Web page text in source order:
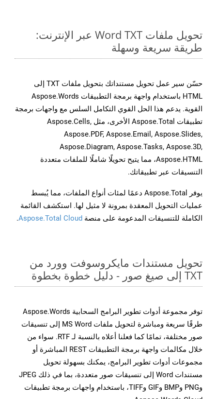
تحويل ملفات Word TXT عبر الإنترنت:
طريقة سريعة وسهلة
حسّن سير عمل تحويل مستنداتك بتحويل ملفات TXT إلى
HTML باستخدام واجهة برمجة التطبيقات Aspose.Words
القوية. يدعم هذا الحل القوي التكامل السلس مع واجهات برمجة
تطبيقات Aspose.Total الأخرى، مثل Aspose.Cells,
Aspose.PDF, Aspose.Email, Aspose.Slides,
Aspose.Diagram, Aspose.Tasks, Aspose.3D,
Aspose.HTML، مما يتيح تحويلًا شاملًا للملفات متعددة
التنسيقات عبر تطبيقاتك.
يوفر Aspose.Total دعمًا لمئات أنواع الملفات، مما يُبسط
عمليات التحويل المعقدة بمرونة لا مثيل لها. استكشف القائمة
الكاملة للتنسيقات المدعومة على منصة Aspose.Total Cloud
.
تحويل مستندات مايكروسوفت وورد من
TXT إلى صيغ صور - دليل خطوة بخطوة
توفر مجموعة أدوات تطوير البرامج السحابية Aspose.Words
طرقًا سريعة ومباشرة لتحويل ملفات MS Word إلى تنسيقات
صور مختلفة، تمامًا كما فعلنا أعلاه بالنسبة لـ RTF. سواء من
خلال مكالمات واجهة برمجة التطبيقات REST المباشرة أو
مجموعات أدوات تطوير البرامج، يمكنك بسهولة تحويل
مستندات Word إلى تنسيقات صور متعددة، بما في ذلك JPEG
وPNG وBMP وGIF وTIFF، باستخدام واجهات برمجة تطبيقات